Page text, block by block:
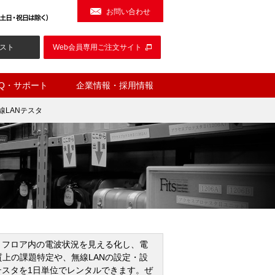
お問い合わせ
ト Web会員専用ご注文サイト
・サポート 企業情報・採用情報
LANテスタ
ロア内の電波状況を見える化し、電
の課題特定や、無線LANの設定・設
タを1日単位でレンタルできます。ぜ